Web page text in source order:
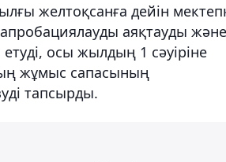
желтоқсанға дейін
апробациялауды аяқтауды және
осы жылдың 1 сәуіріне
жұмыс сапасының
тапсырды.